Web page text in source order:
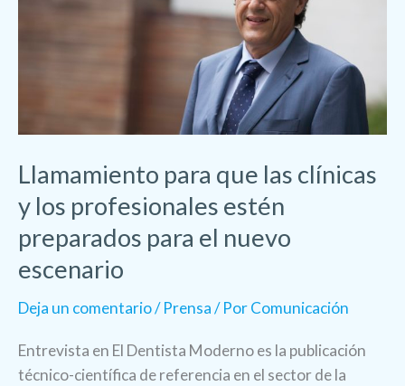
Llamamiento para que las clínicas
y los profesionales estén
preparados para el nuevo
escenario
Deja un comentario/Prensa/ PorComunicación
Entrevista en El Dentista Moderno es la publicación
técnico-científica de referencia en el sector de la
profesionales
estén
preparados
para
el
nuevo
escenario